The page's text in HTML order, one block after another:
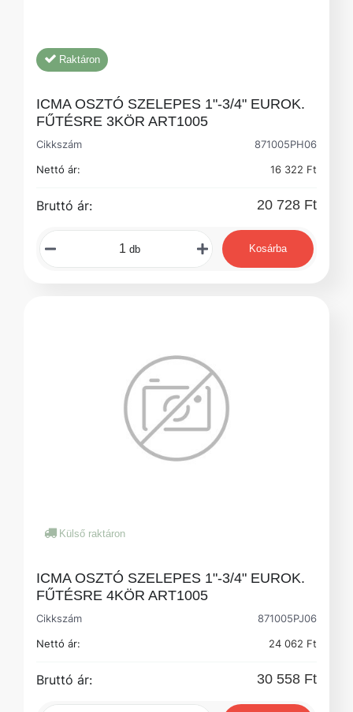
Raktáron
ICMA OSZTÓ SZELEPES 1"-3/4" EUROK.
FŰTÉSRE 3KÖR ART1005
Cikkszám
871005PH06
Nettó ár:
16 322 Ft
Bruttó ár: 20 728 Ft
db Kosárba
Külső raktáron
ICMA OSZTÓ SZELEPES 1"-3/4" EUROK.
FŰTÉSRE 4KÖR ART1005
Cikkszám
871005PJ06
Nettó ár:
24 062 Ft
Bruttó ár: 30 558 Ft